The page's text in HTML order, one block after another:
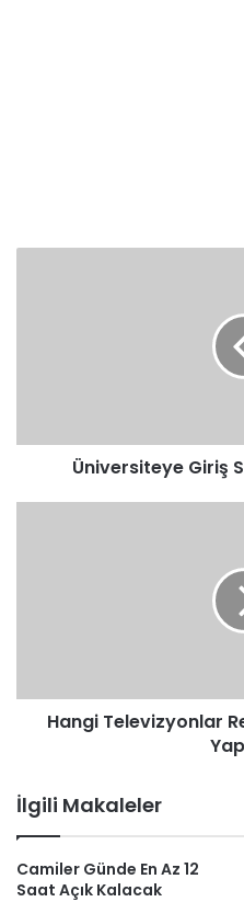
Üniversiteye Giriş
Hangi Televizyonlar
İlgili Makaleler
Camiler Günde En Az 12
Saat Açık Kalacak